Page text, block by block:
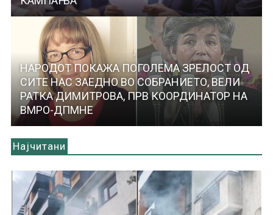
НАРОДОТ ПОКАЖА ПОГОЛЕМА ЗРЕЛОСТ ОД
СИТЕ НАС ЗАЕДНО ВО СОБРАНИЕТО, ВЕЛИ
РАТКА ДИМИТРОВА, ПРВ КООРДИНАТОР НА
ВМРО-ДПМНЕ
Најчитани